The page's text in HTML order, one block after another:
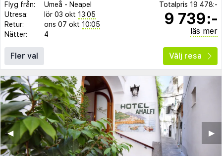
Flyg från:
Umeå - Neapel
Utresa:
lör 03 okt 13:05
Retur:
ons 07 okt 10:05
Nätter:
4
Totalpris 19 478:-
9 739:-
läs mer
Fler val Välj resa
▶︎
◀︎